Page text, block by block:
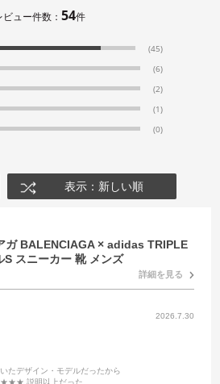
ビュー件数： 54件
(45)
(6)
(2)
(1)
(0)
表示：新しい順
ガ BALENCIAGA × adidas TRIPLE
S スニーカー 靴 メンズ
詳細を見る
2026.7.30
たデザイン・モデルだったから
説明以上だった